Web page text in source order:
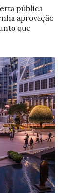
pública
aprovação
que